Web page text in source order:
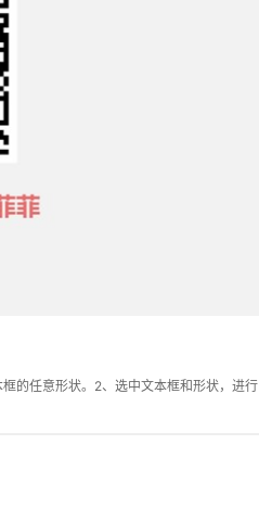
的任意形状。2、选中文本框和形状，进行